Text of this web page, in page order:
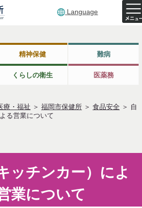
Language
精神保健 難病
くらしの衛生 医薬務
療・福祉 ＞ 福岡市保健所 ＞ 食品安全 ＞ 自
る営業について
ッチンカー）によ
業について